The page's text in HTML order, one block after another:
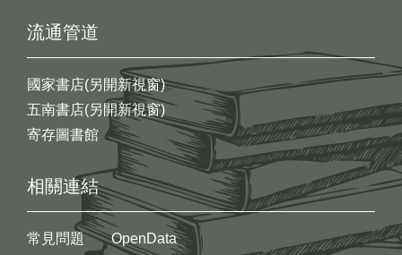
流通管道
國家書店(另開新視窗)
五南書店(另開新視窗)
寄存圖書館
相關連結
常見問題
OpenData